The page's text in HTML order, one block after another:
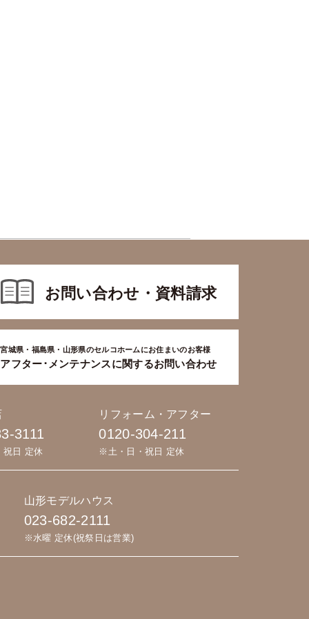
お問い合わせ・資料請求
宮城県・福島県・山形県のセルコホームにお住まいのお客様
アフター･メンテナンスに関するお問い合わせ
3111
日 定休
リフォーム・アフター
0120-304-211
※土・日・祝日 定休
山形モデルハウス
023-682-2111
※水曜 定休(祝祭日は営業)